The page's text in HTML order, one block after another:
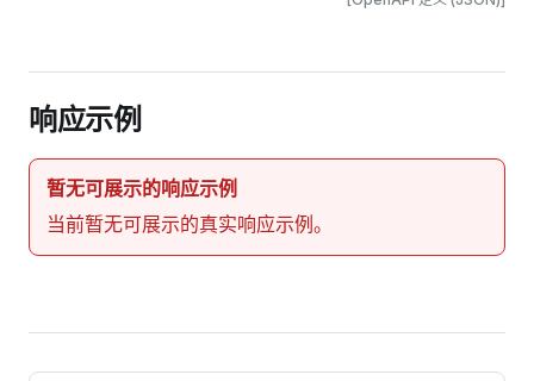
响应示例
暂无可展示的响应示例
当前暂无可展示的真实响应示例。